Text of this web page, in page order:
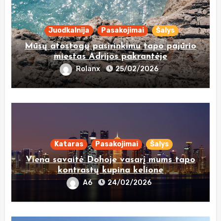
Juodkalnija Pasakojimai Šalys
Mūsų atostogų pasirinkimu tapo pajūrio
miestas Adrijos pakrantėje
Rolanx 25/02/2026
Kataras Pasakojimai Šalys
Viena savaitė Dohoje vasarį mums tapo
kontrastų kupina kelione
A6 24/02/2026